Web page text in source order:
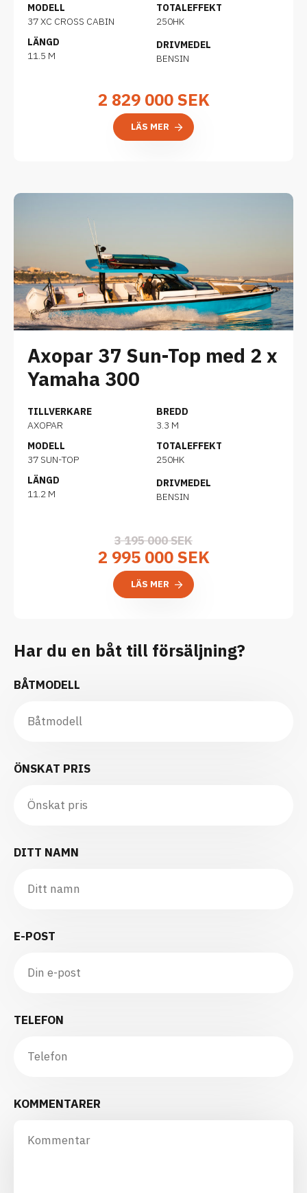
MODELL
37 XC CROSS CABIN
LÄNGD
11.5 M
TOTALEFFEKT
250HK
DRIVMEDEL
BENSIN
2 829 000SEK
LÄS MER
Axopar 37 Sun-Top med 2 x
Yamaha 300
TILLVERKARE
AXOPAR
MODELL
37 SUN-TOP
LÄNGD
11.2 M
BREDD
3.3 M
TOTALEFFEKT
250HK
DRIVMEDEL
BENSIN
3 195 000 SEK
2 995 000 SEK
LÄS MER
Har du en båt till försäljning?
BÅTMODELL
ÖNSKAT PRIS
DITT NAMN
E-POST
TELEFON
KOMMENTARER